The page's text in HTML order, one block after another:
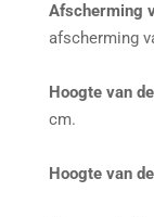
Afscherming
afscherming
Hoogte van
cm.
Hoogte van